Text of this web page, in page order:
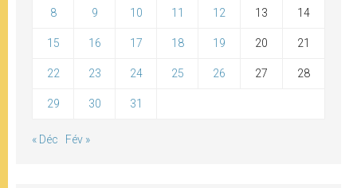
8 9 10 11 12 13 14
15 16 17 18 19 20 21
22 23 24 25 26 27 28
29 30 31
« Déc Fév »